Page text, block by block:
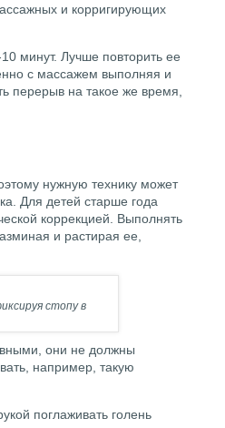
и корригирующих
минут. Лучше повторить ее
с массажем выполняя и
перерыв на такое же время,
нужную технику может
Для детей старше года
коррекцией. Выполнять
и растирая ее,
стопу в
они не должны
например, такую
поглаживать голень